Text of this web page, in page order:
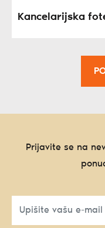
Kancelarijska
Prijavite se na